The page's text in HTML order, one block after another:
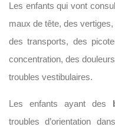
Les enfants qui vont
maux de tête, des
des transports, des
concentration, des
troubles vestibulaires.
Les enfants ayant des
troubles d’orientation